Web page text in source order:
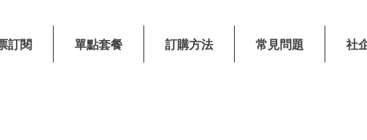
訂閱 單點套餐 訂購方法 常見問題 社